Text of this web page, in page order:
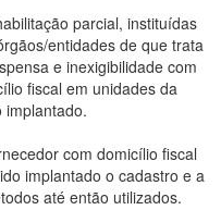
parcial, instituídas
entidades de que trata
e inexigibilidade com
fiscal em unidades da
implantado.
com domicílio fiscal
implantado o cadastro e a
até então utilizados.